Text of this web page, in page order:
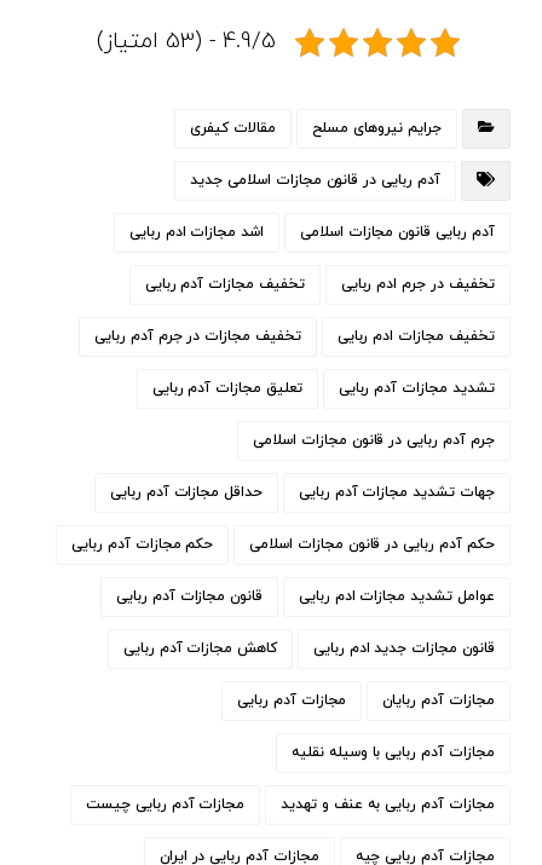
4.9/5 - (53 امتیاز)
جرایم نیروهای مسلح مقالات کیفری
آدم ربایی در قانون مجازات اسلامی جدید
آدم ربایی قانون مجازات اسلامی اشد مجازات ادم ربایی
تخفیف در جرم ادم ربایی تخفیف مجازات آدم ربایی
تخفیف مجازات ادم ربایی تخفیف مجازات در جرم آدم ربایی
تشدید مجازات آدم ربایی تعلیق مجازات آدم ربایی
جرم آدم ربایی در قانون مجازات اسلامی
جهات تشدید مجازات آدم ربایی حداقل مجازات آدم ربایی
حکم آدم ربایی در قانون مجازات اسلامی حکم مجازات آدم ربایی
عوامل تشدید مجازات ادم ربایی قانون مجازات آدم ربایی
قانون مجازات جدید ادم ربایی کاهش مجازات آدم ربایی
مجازات آدم ربایان مجازات آدم ربایی
مجازات آدم ربایی با وسیله نقلیه
مجازات آدم ربایی به عنف و تهدید مجازات آدم ربایی چیست
مجازات آدم ربایی چیه مجازات آدم ربایی در ایران